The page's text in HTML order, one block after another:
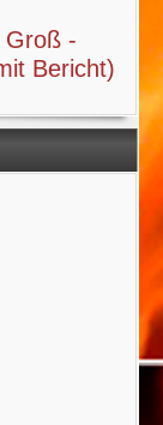
Groß -
Bericht)